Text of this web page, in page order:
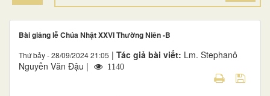
Bài giảng lễ Chúa Nhật XXVI Thường Niên -B
Thứ bảy - 28/09/2024 21:05 | Tác giả bài viết: Lm. Stephanô
Nguyễn Văn Đậu |
1140